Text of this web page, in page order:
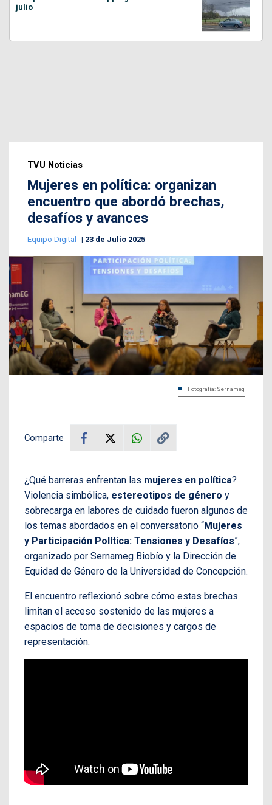
julio
TVU Noticias
Mujeres en política: organizan
encuentro que abordó brechas,
desafíos y avances
Equipo Digital 23 de Julio 2025
Fotografía: Sernameg
Comparte
¿Qué barreras enfrentan las mujeres en política?
Violencia simbólica, estereotipos de género y
sobrecarga en labores de cuidado fueron algunos de
los temas abordados en el conversatorio “Mujeres
y Participación Política: Tensiones y Desafíos”,
organizado por Sernameg Biobío y la Dirección de
Equidad de Género de la Universidad de Concepción.
El encuentro reflexionó sobre cómo estas brechas
limitan el acceso sostenido de las mujeres a
espacios de toma de decisiones y cargos de
representación.